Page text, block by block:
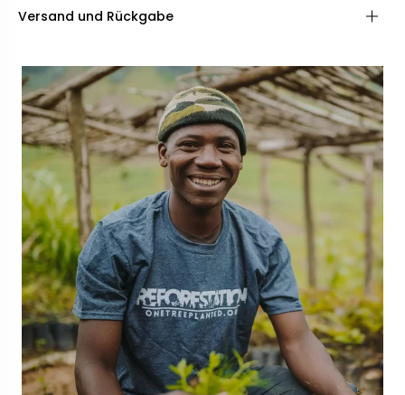
Rahmenbreite:132mm Breite der Brücke:
Breite der Linse:48mm Höhe des Objektivs:
44mm
Linsen:
Qualität:
Versand und Rückgabe